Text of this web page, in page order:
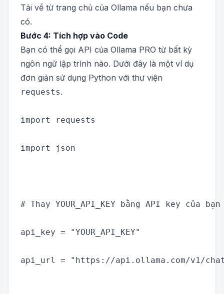
Tải về từ trang chủ của Ollama nếu bạn chưa
có.
Bước 4: Tích hợp vào Code
Bạn có thể gọi API của Ollama PRO từ bất kỳ
ngôn ngữ lập trình nào. Dưới đây là một ví dụ
đơn giản sử dụng Python với thư viện
requests.
import requests
import json
# Thay YOUR_API_KEY bằng API key của bạn
api_key = "YOUR_API_KEY"
api_url = "https://api.ollama.com/v1/